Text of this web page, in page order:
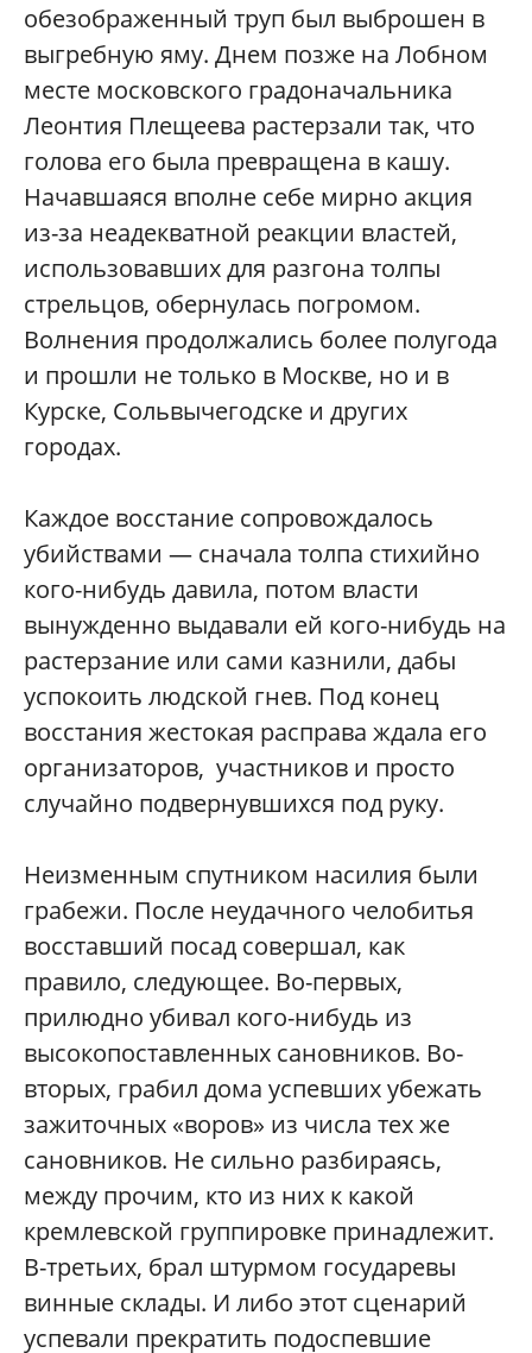
обезображенный труп был выброшен в
выгребную яму. Днем позже на Лобном
месте московского градоначальника
Леонтия Плещеева растерзали так, что
голова его была превращена в кашу.
Начавшаяся вполне себе мирно акция
из-за неадекватной реакции властей,
использовавших для разгона толпы
стрельцов, обернулась погромом.
Волнения продолжались более полугода
и прошли не только в Москве, но и в
Курске, Сольвычегодске и других
городах.
Каждое восстание сопровождалось
убийствами — сначала толпа стихийно
кого-нибудь давила, потом власти
вынужденно выдавали ей кого-нибудь на
растерзание или сами казнили, дабы
успокоить людской гнев. Под конец
восстания жестокая расправа ждала его
организаторов, участников и просто
случайно подвернувшихся под руку.
Неизменным спутником насилия были
грабежи. После неудачного челобитья
восставший посад совершал, как
правило, следующее. Во-первых,
прилюдно убивал кого-нибудь из
высокопоставленных сановников. Во-
вторых, грабил дома успевших убежать
зажиточных «воров» из числа тех же
сановников. Не сильно разбираясь,
между прочим, кто из них к какой
кремлевской группировке принадлежит.
В-третьих, брал штурмом государевы
винные склады. И либо этот сценарий
успевали прекратить подоспевшие